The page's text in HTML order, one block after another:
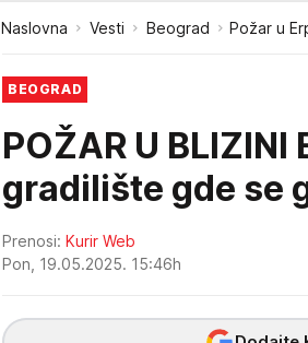
Naslovna Vesti Beograd Požar u
BEOGRAD
POŽAR U BLIZINI
gradilište gde se
Prenosi: Kurir Web
Pon, 19.05.2025. 15:46h